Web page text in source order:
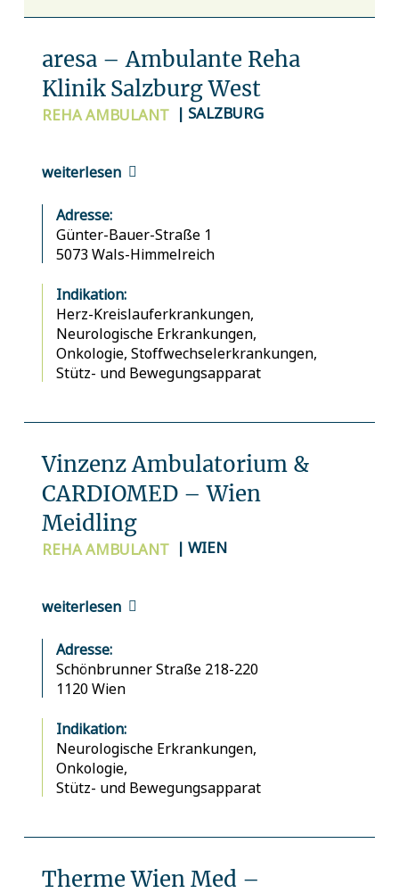
aresa – Ambulante Reha
Klinik Salzburg West
REHAAMBULANT | SALZBURG
weiterlesen
Adresse:
Günter-Bauer-Straße 1
5073 Wals-Himmelreich
Indikation:
Herz-Kreislauferkrankungen,
Neurologische Erkrankungen,
Onkologie, Stoffwechselerkrankungen,
Stütz- und Bewegungsapparat
Vinzenz Ambulatorium &
CARDIOMED – Wien
Meidling
REHAAMBULANT | WIEN
weiterlesen
Adresse:
Schönbrunner Straße 218-220
1120 Wien
Indikation:
Neurologische Erkrankungen,
Onkologie,
Stütz- und Bewegungsapparat
Therme Wien Med –